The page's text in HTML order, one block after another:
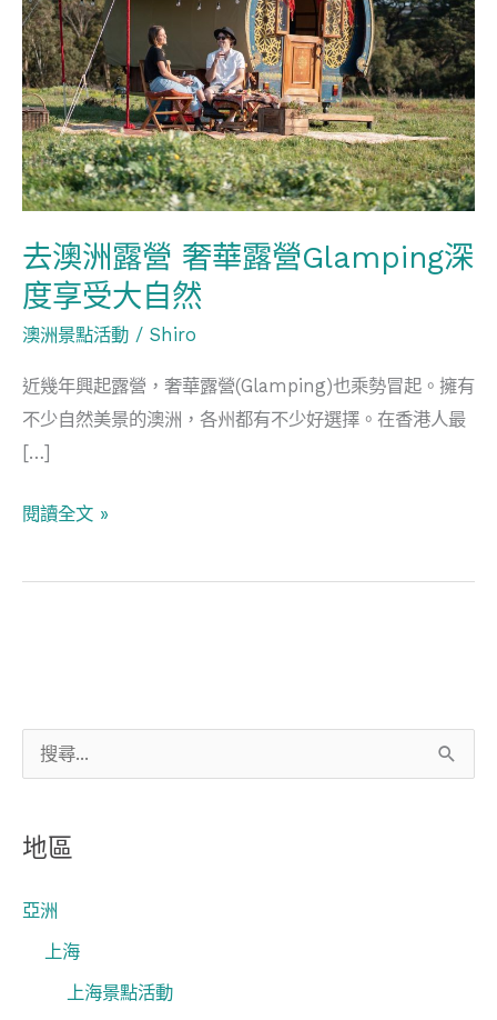
關
鍵
字
地區
亞洲
上海
上海景點活動
去澳洲露營 奢華露營Glamping深
度享受大自然
澳洲景點活動 / Shiro
近幾年興起露營，奢華露營(Glamping)也乘勢冒起。擁有
不少自然美景的澳洲，各州都有不少好選擇。在香港人最
[…]
營
奢
華
露
營
Glamping
度
享
自
然
閱讀全文 »